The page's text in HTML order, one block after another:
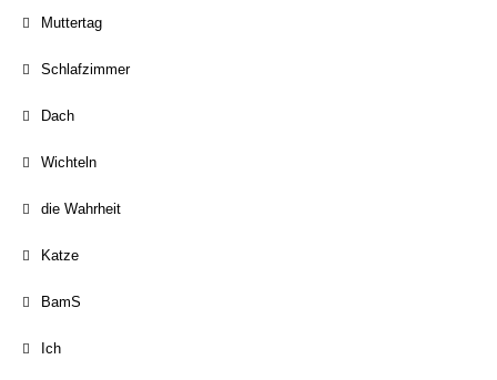
Muttertag
Schlafzimmer
Dach
Wichteln
die Wahrheit
Katze
BamS
Ich